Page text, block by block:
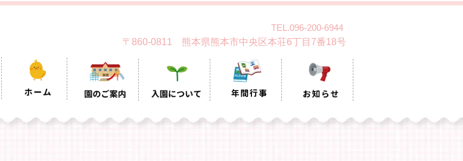
〒860-0811 熊本県熊本市中央区本荘6丁目7番18号
TEL.096-200-6944